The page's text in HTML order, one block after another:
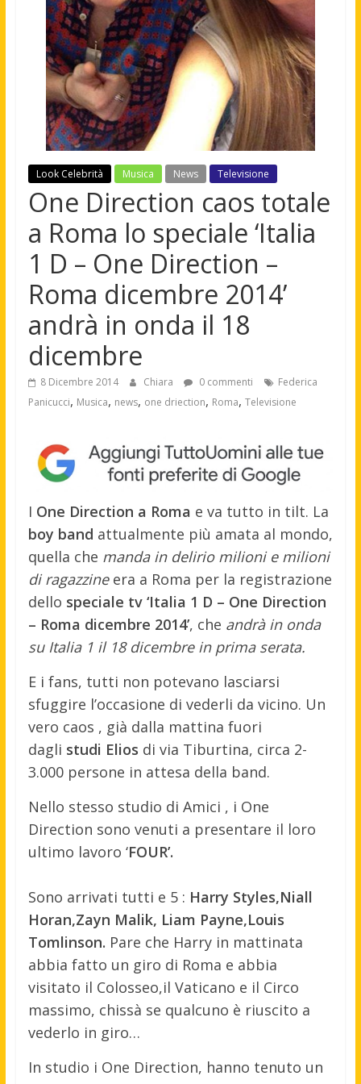
Look Celebrità Musica News Televisione
One Direction caos totale
a Roma lo speciale ‘Italia
1 D – One Direction –
Roma dicembre 2014’
andrà in onda il 18
dicembre
8 Dicembre 2014 Chiara 0 commenti
Federica
Panicucci, Musica, news, one driection, Roma, Televisione
I One Direction a Roma e va tutto in tilt. La
boy band attualmente più amata al mondo,
quella che manda in delirio milioni e milioni
di ragazzineera a Roma per la registrazione
dello speciale tv ‘Italia 1 D – One Direction
– Roma dicembre 2014’, che andrà in onda
su Italia 1 il 18 dicembre in prima serata.
E i fans, tutti non potevano lasciarsi
sfuggire l’occasione di vederli da vicino. Un
vero caos , già dalla mattina fuori
dagli studi Elios di via Tiburtina, circa 2-
3.000 persone in attesa della band.
Nello stesso studio di Amici , i One
Direction sono venuti a presentare il loro
ultimo lavoro ‘FOUR’.
Sono arrivati tutti e 5 : Harry Styles,Niall
Horan,Zayn Malik, Liam Payne,Louis
Tomlinson. Pare che Harry in mattinata
abbia fatto un giro di Roma e abbia
visitato il Colosseo,il Vaticano e il Circo
massimo, chissà se qualcuno è riuscito a
vederlo in giro…
In studio i One Direction, hanno tenuto un